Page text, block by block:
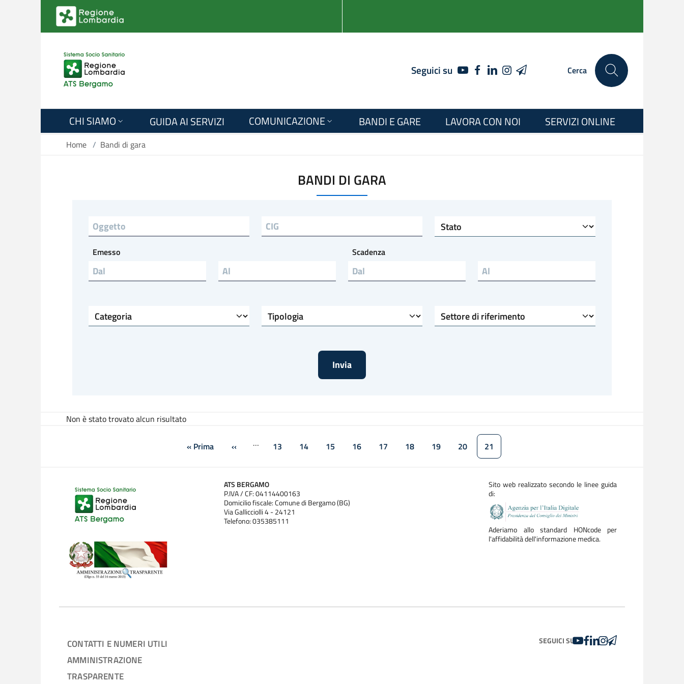
Salta al contenuto principale
Seguici su YOUTUBEFACEBOOK
LINKEDIN
INSTAGRAM
TELEGRAM Cerca
CHI SIAMO GUIDA AI SERVIZI COMUNICAZIONE BANDI E GARE LAVORA CON NOI SERVIZI ONLINE
Home / Bandi di gara
BANDI DI GARA
Titolo CIG Stato
Emesso
Emesso al
Scadenza
Scadenza al
Categoria Tipologia Settore di riferimento
Non è stato trovato alcun risultato
Paginazione
Prima pagina
« Prima Pagina precedente
‹‹ …
Pagina
13 Pagina
14 Pagina
15 Pagina
16 Pagina
17 Pagina
18 Pagina
19 Pagina
20 Pagina attuale
21
ATS BERGAMO
P.IVA / CF: 04114400163
Domicilio fiscale: Comune di Bergamo (BG)
Via Gallicciolli 4 - 24121
Telefono: 035385111
Sito web realizzato secondo le linee guida
di:
Aderiamo allo standard HONcode per
l'affidabilità dell'informazione medica.
CONTATTI E NUMERI UTILI
AMMINISTRAZIONE
TRASPARENTE
SEGUICI SUYOUTUBE
FACEBOOK
LINKEDIN
INSTAGRAM
TELEGRAM